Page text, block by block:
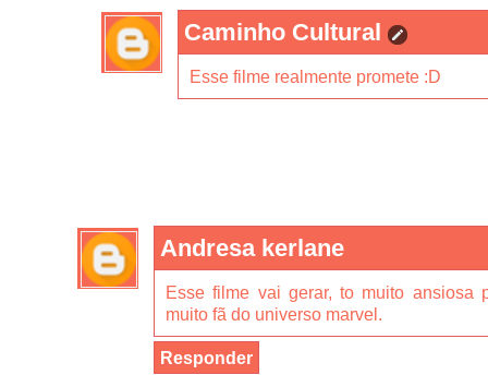
Caminho Cultural
Esse filme realmente promete :D
Andresa kerlane
Esse filme vai gerar, to muito ansiosa
muito fã do universo marvel.
Responder